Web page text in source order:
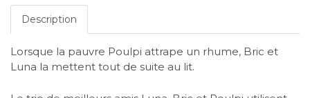
Description
Lorsque la pauvre Poulpi attrape un rhume, Bric et
Luna la mettent tout de suite au lit.